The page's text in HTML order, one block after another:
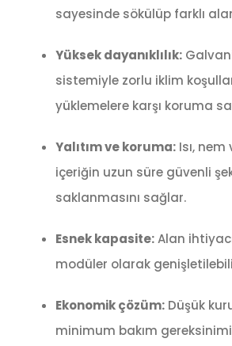
sayesinde sökülüp farklı
Yüksek dayanıklılık:
sistemiyle zorlu iklim
yüklemelere karşı koruma
Yalıtım ve koruma:Isı, nem
içeriğin uzun süre güvenli
saklanmasını sağlar.
Esnek kapasite:Alan
modüler olarak
Ekonomik çözüm:Düşük
minimum bakım